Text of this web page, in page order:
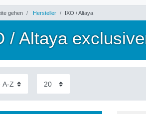
gehen Hersteller IXO / Altaya
/ Altaya